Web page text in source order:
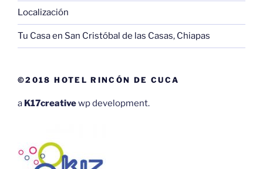
Localización
Tu Casa en San Cristóbal de las Casas, Chiapas
©2018 HOTEL RINCÓN DE CUCA
a K17creativewp development.